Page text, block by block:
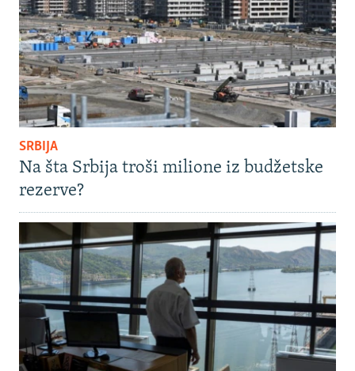
SRBIJA
Na šta Srbija troši milione iz budžetske
rezerve?